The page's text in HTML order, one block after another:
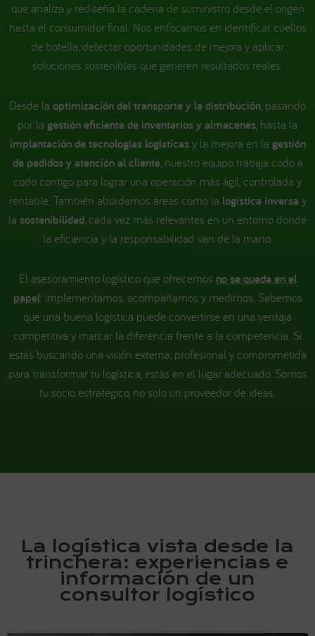
que analiza y rediseña la cadena de suministro desde el origen
hasta el consumidor final. Nos enfocamos en identificar cuellos
de botella, detectar oportunidades de mejora y aplicar
soluciones sostenibles que generen resultados reales.
Desde la optimización del transporte y la distribución, pasando
por la gestión eficiente de inventarios y almacenes, hasta la
implantación de tecnologías logísticasy la mejora en la gestión
de pedidos y atención al cliente, nuestro equipo trabaja codo a
codo contigo para lograr una operación más ágil, controlada y
rentable. También abordamos áreas como la logística inversa y
la sostenibilidad, cada vez más relevantes en un entorno donde
la eficiencia y la responsabilidad van de la mano.
El asesoramiento logístico que ofrecemos no se queda en el
papel: implementamos, acompañamos y medimos. Sabemos
que una buena logística puede convertirse en una ventaja
competitiva y marcar la diferencia frente a la competencia. Si
estás buscando una visión externa, profesional y comprometida
para transformar tu logística, estás en el lugar adecuado. Somos
tu socio estratégico, no solo un proveedor de ideas.
La logística vista desde la
trinchera: experiencias e
información de un
consultor logístico